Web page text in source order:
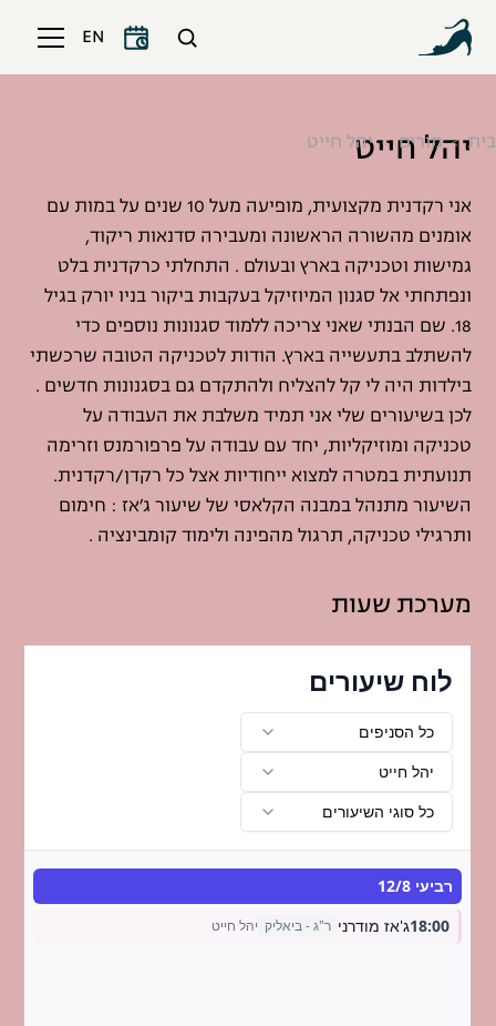
EN
בית מורים יהל חייטיהל חייט
אני רקדנית מקצועית, מופיעה מעל 10 שנים על במות עם
אומנים מהשורה הראשונה ומעבירה סדנאות ריקוד,
גמישות וטכניקה בארץ ובעולם . התחלתי כרקדנית בלט
ונפתחתי אל סגנון המיוזיקל בעקבות ביקור בניו יורק בגיל
18. שם הבנתי שאני צריכה ללמוד סגנונות נוספים כדי
להשתלב בתעשייה בארץ. הודות לטכניקה הטובה שרכשתי
בילדות היה לי קל להצליח ולהתקדם גם בסגנונות חדשים .
לכן בשיעורים שלי אני תמיד משלבת את העבודה על
טכניקה ומוזיקליות, יחד עם עבודה על פרפורמנס וזרימה
תנועתית במטרה למצוא ייחודיות אצל כל רקדן/רקדנית.
השיעור מתנהל במבנה הקלאסי של שיעור ג׳אז : חימום
ותרגילי טכניקה, תרגול מהפינה ולימוד קומבינציה .
מערכת שעות